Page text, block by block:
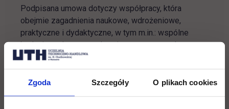
Zgoda Szczegóły O plikach cookies
Podpisana umowa dotyczy współpracy, która
obejmie zagadnienia naukowe, wdrożeniowe,
praktyczne i dydaktyczne, w tym m.in.: wspólne
badania naukowe w zakresie nowoczesnych
technologii, seminaria, konferencje i publikacje
naukowe; podwyższanie kwalifikacji zawodowych
pracowników i organizacji innowacyjnej dydaktyki
(kursy oraz studia podyplomowe); realizacja staży i